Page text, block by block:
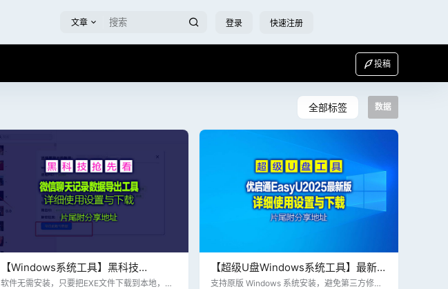
文章 登录 快速注册
投稿
全部标签 数据
【Windows系统工具】黑科技
wechatDataBackup-v1.2.4 微信聊天
软件无需安装，只要把EXE文件下载到本地，即
【超级U盘Windows系统工具】最新更
新_优启通EasyU_3.7.2025.0326_VIP
支持原版 Windows 系统安装，避免第三方修改